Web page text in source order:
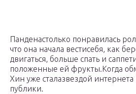
Панденастолько понравилась
что она начала вестисебя, как
двигаться, больше спать и
положенные ей фрукты.Когда
Хин уже сталазвездой
публики.